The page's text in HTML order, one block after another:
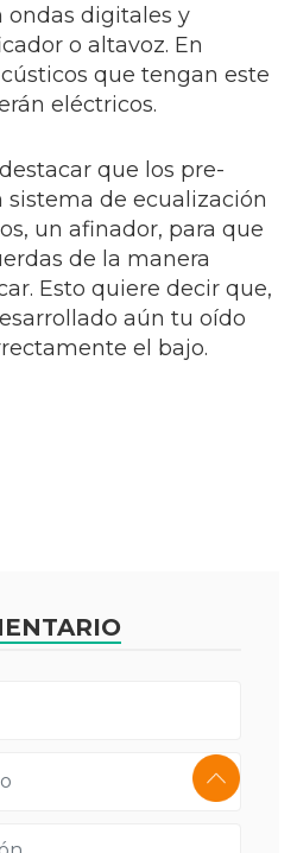
ondas digitales y
o altavoz. En
que tengan este
eléctricos.
que los pre-
de ecualización
un afinador, para que
de la manera
Esto quiere decir que,
aún tu oído
el bajo.